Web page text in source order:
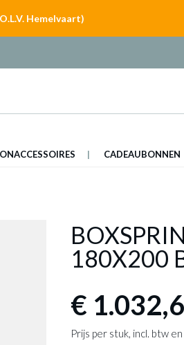
Hemelvaart)
CADEAUBONNEN
180X200
€
Prijs per stuk, incl. btw